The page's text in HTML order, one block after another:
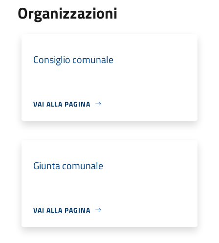
Organizzazioni
Consiglio comunale
VAI ALLA PAGINA
Giunta comunale
VAI ALLA PAGINA